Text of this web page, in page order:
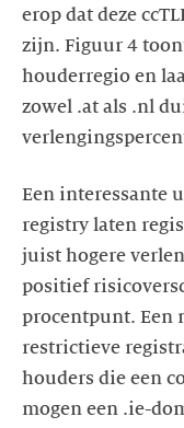
erop dat deze
zijn. Figuur 4
houderregio en
zowel .at als .nl
Een interessante
registry laten
juist hogere
positief
procentpunt. Een
restrictieve
houders die een
mogen een .ie-